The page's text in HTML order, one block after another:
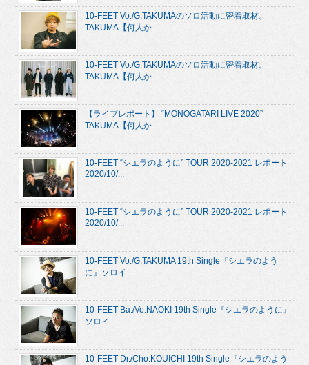
10-FEET Vo./G.TAKUMAのソロ活動に密着取材。
TAKUMA【何人か...
10-FEET Vo./G.TAKUMAのソロ活動に密着取材。
TAKUMA【何人か...
【ライブレポート】 “MONOGATARI LIVE 2020”
TAKUMA【何人か...
10-FEET “シエラのように” TOUR 2020-2021 レポート
2020/10/...
10-FEET “シエラのように” TOUR 2020-2021 レポート
2020/10/...
10-FEET Vo./G.TAKUMA 19th Single『シエラのよう
に』ソロイ...
10-FEET Ba./Vo.NAOKI 19th Single『シエラのように』
ソロイ...
10-FEET Dr./Cho.KOUICHI 19th Single『シエラのよう